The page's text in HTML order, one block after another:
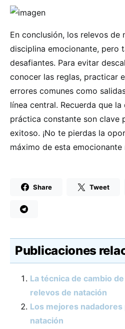
En conclusión, los relevos de
disciplina emocionante, pero
desafiantes. Para evitar
conocer las reglas, practicar
errores comunes como
línea central. Recuerda que
práctica constante son clave
exitoso. ¡No te pierdas la
máximo de esta
Share Tweet
Publicaciones
La técnica de cambio
relevos de natación
Los mejores
natación